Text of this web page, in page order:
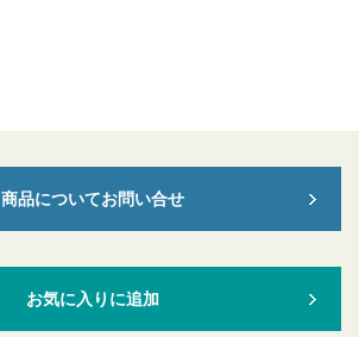
商品についてお問い合せ
お気に入りに追加